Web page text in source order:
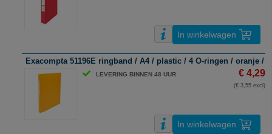
In winkelwagen
Exacompta 51196E ringband / A4 / plastic / 4 O-ringen / oranje /
LEVERING BINNEN 48 UUR € 4,29
(€ 3,55 excl)
In winkelwagen